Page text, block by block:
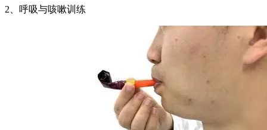
2、呼吸与咳嗽训练